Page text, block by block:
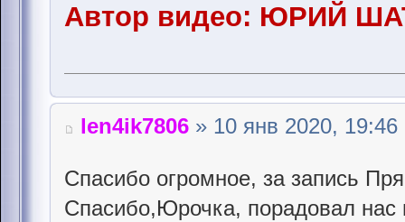
Автор видео: ЮРИЙ
len4ik7806 » 10 янв 2020, 19:46
Спасибо огромное, за запись
Спасибо,Юрочка, порадовал